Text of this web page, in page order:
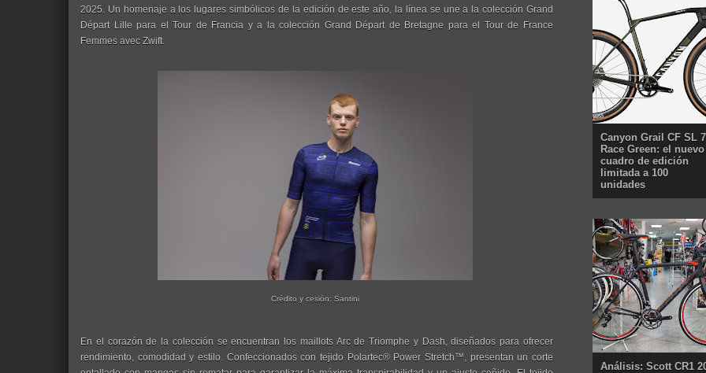
2025. Un homenaje a los lugares simbólicos de la edición de este año, la línea se une a la colección Grand
Départ Lille para el Tour de Francia y a la colección Grand Départ de Bretagne para el Tour de France
Femmes avec Zwift.
Crédito y cesión: Santini
En el corazón de la colección se encuentran los maillots Arc de Triomphe y Dash, diseñados para ofrecer
rendimiento, comodidad y estilo. Confeccionados con tejido Polartec® Power Stretch™, presentan un corte
Canyon Grail CF SL 7
Race Green: el nuevo
cuadro de edición
limitada a 100
unidades
Análisis: Scott CR1